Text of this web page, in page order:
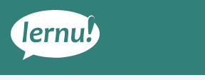
contingut